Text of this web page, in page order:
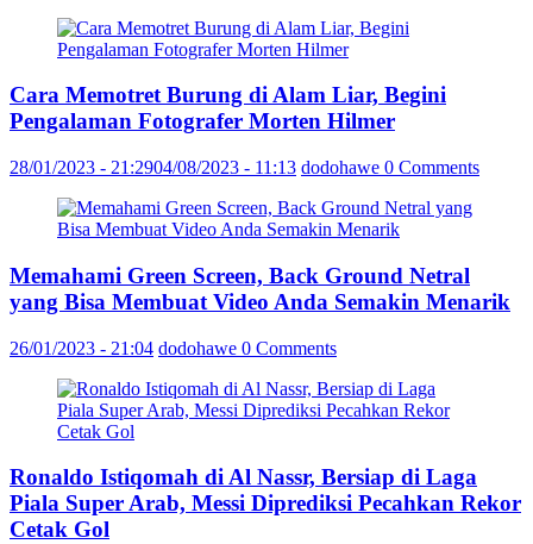
Cara Memotret Burung di Alam Liar, Begini
Pengalaman Fotografer Morten Hilmer
28/01/2023 - 21:2904/08/2023 - 11:13 dodohawe 0 Comments
Memahami Green Screen, Back Ground Netral
yang Bisa Membuat Video Anda Semakin Menarik
26/01/2023 - 21:04 dodohawe 0 Comments
Ronaldo Istiqomah di Al Nassr, Bersiap di Laga
Piala Super Arab, Messi Diprediksi Pecahkan Rekor
Cetak Gol